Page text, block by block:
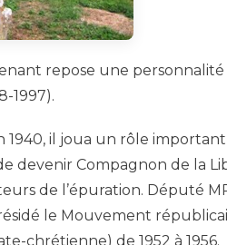
repose une
1997).
1940, il joua un rôle important
devenir Compagnon de la
de l’épuration. Député
le Mouvement
chrétienne) de 1952 à 1956.